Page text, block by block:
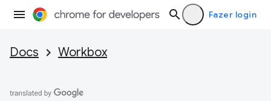
Fazer login
Docs Workbox